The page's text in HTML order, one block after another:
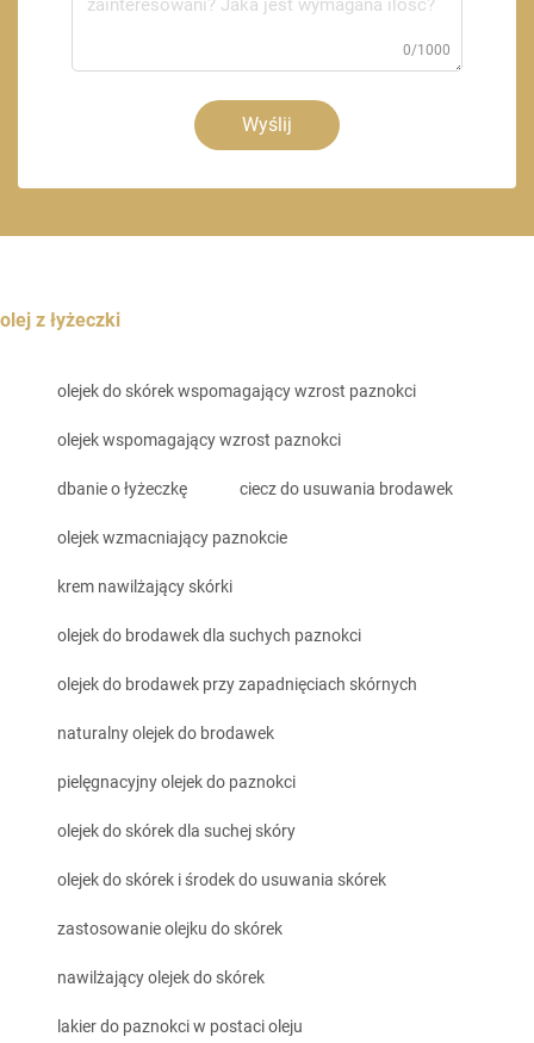
0/1000
Wyślij
olej z łyżeczki
olejek do skórek wspomagający wzrost paznokci
olejek wspomagający wzrost paznokci
dbanie o łyżeczkę ciecz do usuwania brodawek
olejek wzmacniający paznokcie
krem nawilżający skórki
olejek do brodawek dla suchych paznokci
olejek do brodawek przy zapadnięciach skórnych
naturalny olejek do brodawek
pielęgnacyjny olejek do paznokci
olejek do skórek dla suchej skóry
olejek do skórek i środek do usuwania skórek
zastosowanie olejku do skórek
nawilżający olejek do skórek
lakier do paznokci w postaci oleju